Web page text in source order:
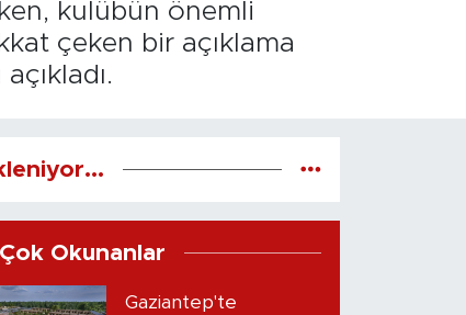
kulübün önemli
çeken bir açıklama
Okunanlar
Gaziantep'te